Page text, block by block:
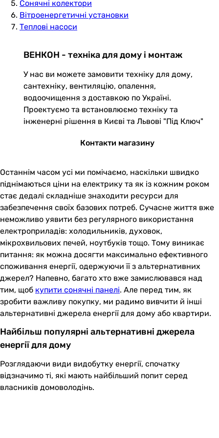
Сонячні колектори
Вітроенергетичні установки
Теплові насоси
ВЕНКОН - техніка для дому і монтаж
У нас ви можете замовити техніку для дому,
сантехніку, вентиляцію, опалення,
водоочищення з доставкою по Україні.
Проектуємо та встановлюємо техніку та
інженерні рішення в Києві та Львові "Під Ключ"
Контакти магазину
Останнім часом усі ми помічаємо, наскільки швидко
піднімаються ціни на електрику та як із кожним роком
стає дедалі складніше знаходити ресурси для
забезпечення своїх базових потреб. Сучасне життя вже
неможливо уявити без регулярного використання
електроприладів: холодильників, духовок,
мікрохвильових печей, ноутбуків тощо. Тому виникає
питання: як можна досягти максимально ефективного
споживання енергії, одержуючи її з альтернативних
джерел? Напевно, багато хто вже замислювався над
тим, щоб купити сонячні панелі. Але перед тим, як
зробити важливу покупку, ми радимо вивчити й інші
альтернативні джерела енергії для дому або квартири.
Найбільш популярні альтернативні джерела
енергії для дому
Розглядаючи види видобутку енергії, спочатку
відзначимо ті, які мають найбільший попит серед
власників домоволодінь.